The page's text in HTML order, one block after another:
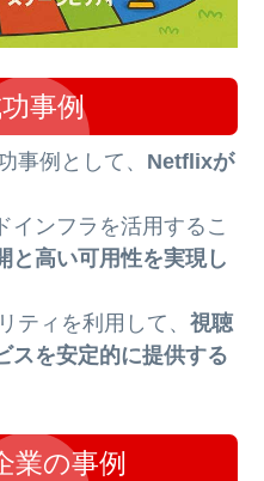
事例
事例として、 Netflixが
インフラを活用するこ
と高い可用性を実現し
ティを利用して、視聴
スを安定的に提供する
業の事例